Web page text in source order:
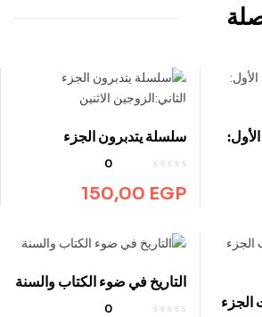
سلسلة يتدبرون الجزء
الثاني:الزوجين الاثنين
0
150,00 EGP
التاريخ في ضوء الكتاب والسنة
0